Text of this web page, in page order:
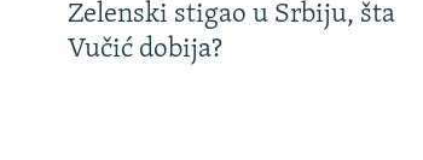
Zelenski stigao u Srbiju, šta
Vučić dobija?